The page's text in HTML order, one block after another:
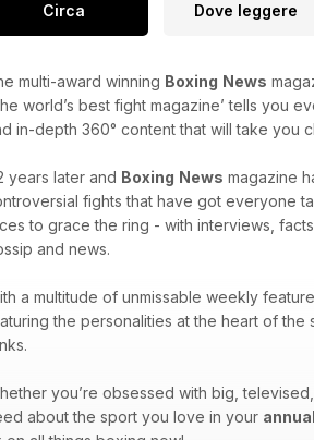
Circa Dove leggere
multi-award winning Boxing News
world’s best fight magazine’ tells you
in-depth 360° content that will take you
years later and Boxing News magazine
fights that have got everyone
to grace the ring - with interviews,
and news.
a multitude of unmissable weekly
the personalities at the heart of
you’re obsessed with big,
about the sport you love in your